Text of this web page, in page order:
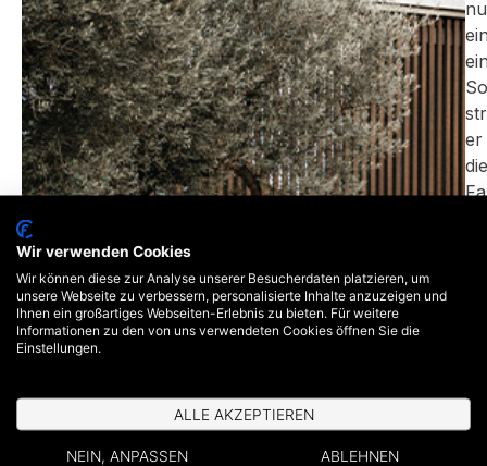
er
die
Wir verwenden Cookies
Wir können diese zur Analyse unserer Besucherdaten platzieren, um
unsere Webseite zu verbessern, personalisierte Inhalte anzuzeigen und
Ihnen ein großartiges Webseiten-Erlebnis zu bieten. Für weitere
Informationen zu den von uns verwendeten Cookies öffnen Sie die
Einstellungen.
ALLE AKZEPTIEREN
NEIN, ANPASSEN ABLEHNEN